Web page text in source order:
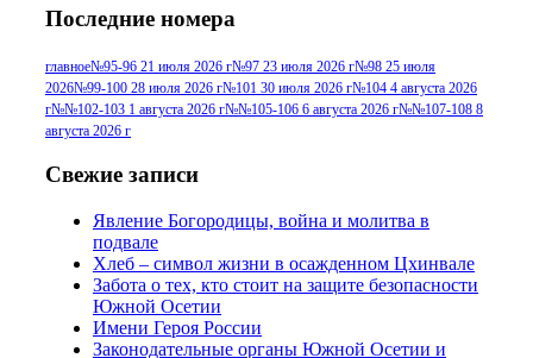
июля 2017 г(11)№96 9 августа 2012
г(13) №96 28 июля 2015 г(9) №96+97 3
июля 2014 г(10)№96+97 30 июля
2016 г(13)
июля 2017 г
2012 г
(15)
№97 30 июля 2015 г
(15)№98 1 августа 2015 г
августа 2016 г(10)№98 5 июля 2014 г(10)
№98 8 августа 2013 г
августа 2012 г(14) №98+99 11 июля
Последние номера
главное№95-96 21 июля 2026 г№97 23 июля 2026 г№98 25 июля
2026№99-100 28 июля 2026 г№101 30 июля 2026 г№104 4 августа 2026
г№№102-103 1 августа 2026 г№№105-106 6 августа 2026 г№№107-108 8
августа 2026 г
Свежие записи
Явление Богородицы, война и молитва в
подвале
Хлеб – символ жизни в осажденном Цхинвале
Забота о тех, кто стоит на защите безопасности
Южной Осетии
Имени Героя России
Законодательные органы Южной Осетии и